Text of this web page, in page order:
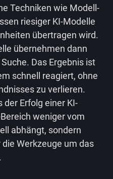
Techniken wie Modell-
riesiger KI-Modelle
übertragen wird.
übernehmen dann
Das Ergebnis ist
schnell reagiert, ohne
zu verlieren.
der Erfolg einer KI-
weniger vom
abhängt, sondern
Werkzeuge um das